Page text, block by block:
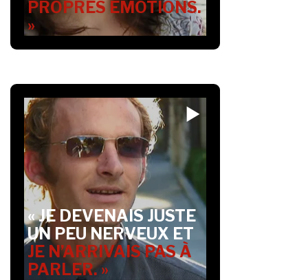
PROPRES ÉMOTIONS.
»
« JE DEVENAIS JUSTE
UN PEU NERVEUX ET
JE N’ARRIVAIS PAS À
PARLER. »